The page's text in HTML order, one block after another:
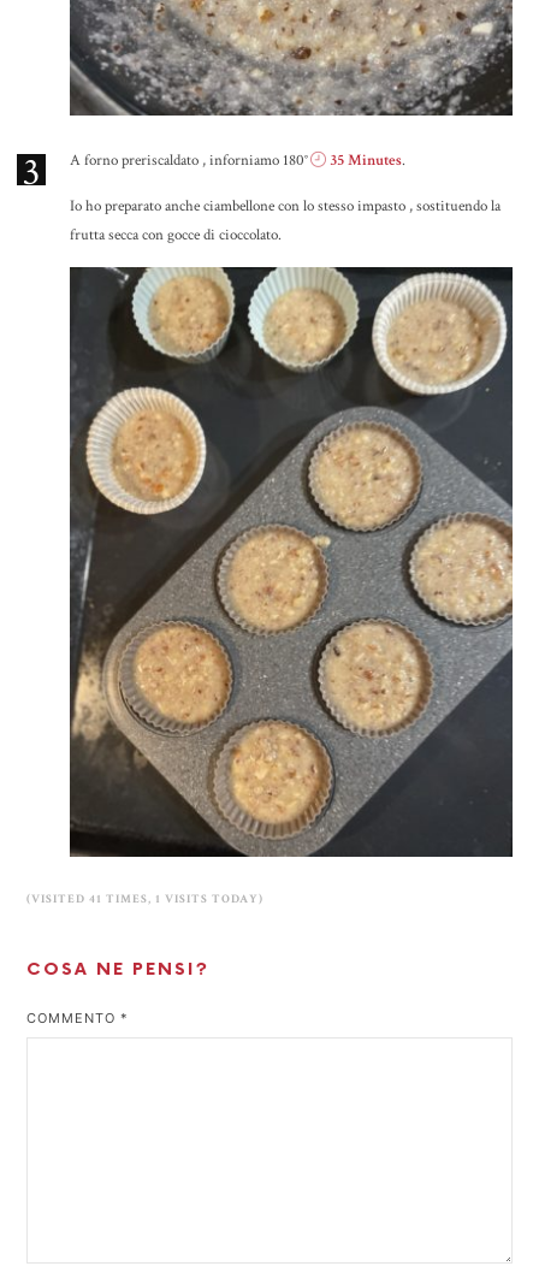
3 A forno preriscaldato , inforniamo 180° 35 Minutes.
Io ho preparato anche ciambellone con lo stesso impasto , sostituendo la
frutta secca con gocce di cioccolato.
(VISITED 41 TIMES, 1 VISITS TODAY)
COSA NE PENSI?
COMMENTO*